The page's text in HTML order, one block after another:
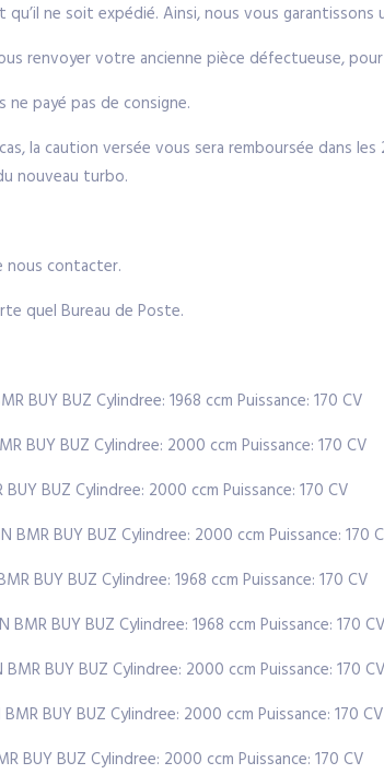
ne soit expédié. Ainsi, nous vous garantissons
renvoyer votre ancienne pièce défectueuse,
payé pas de consigne.
la caution versée vous sera remboursée dans
nouveau turbo.
nous contacter.
quel Bureau de Poste.
BUY BUZ Cylindree: 1968 ccm Puissance: 170 CV
BUY BUZ Cylindree: 2000 ccm Puissance: 170 CV
BUZ Cylindree: 2000 ccm Puissance: 170 CV
BUY BUZ Cylindree: 2000 ccm Puissance: 170
BUY BUZ Cylindree: 1968 ccm Puissance: 170 CV
BUY BUZ Cylindree: 1968 ccm Puissance: 170 CV
BUY BUZ Cylindree: 2000 ccm Puissance: 170 CV
BUY BUZ Cylindree: 2000 ccm Puissance: 170 CV
BUZ Cylindree: 2000 ccm Puissance: 170 CV